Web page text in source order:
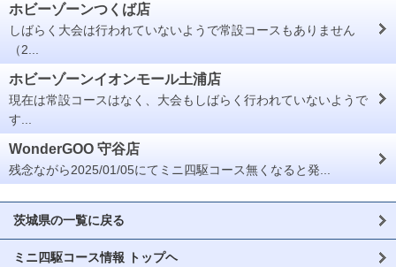
ホビーゾーンつくば店
しばらく大会は行われていないようで常設コースもありません
（2...
ホビーゾーンイオンモール土浦店
現在は常設コースはなく、大会もしばらく行われていないようで
す...
WonderGOO 守谷店
残念ながら2025/01/05にてミニ四駆コース無くなると発...
茨城県の一覧に戻る
ミニ四駆コース情報 トップヘ